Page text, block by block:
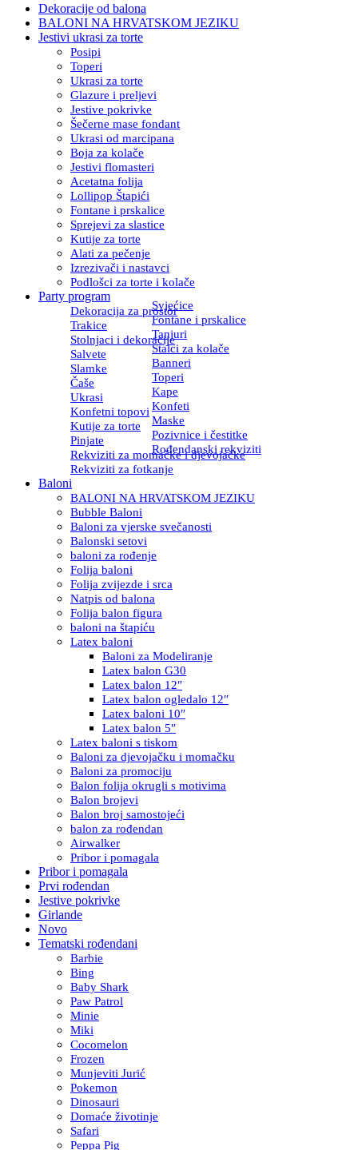
Dekoracije od balona
BALONI NA HRVATSKOM JEZIKU
Jestivi ukrasi za torte
Posipi
Toperi
Ukrasi za torte
Glazure i preljevi
Jestive pokrivke
Šečerne mase fondant
Ukrasi od marcipana
Boja za kolače
Jestivi flomasteri
Acetatna folija
Lollipop Štapići
Fontane i prskalice
Sprejevi za slastice
Kutije za torte
Alati za pečenje
Izrezivači i nastavci
Podlošci za torte i kolače
Party program
Dekoracija za prostor
Svjećice
Trakice
Fontane i prskalice
Stolnjaci i dekoracije
Tanjuri
Salvete
Stalci za kolače
Slamke
Banneri
Čaše
Toperi
Ukrasi
Kape
Konfetni topovi Konfeti
Kutije za torte
Maske
Pinjate
Pozivnice i čestitke
Rekviziti za momačke i djevojačke
Rođendanski rekviziti
Rekviziti za fotkanje
Baloni
BALONI NA HRVATSKOM JEZIKU
Bubble Baloni
Baloni za vjerske svečanosti
Balonski setovi
baloni za rođenje
Folija baloni
Folija zvijezde i srca
Natpis od balona
Folija balon figura
baloni na štapiću
Latex baloni
Baloni za Modeliranje
Latex balon G30
Latex balon 12″
Latex balon ogledalo 12″
Latex baloni 10″
Latex balon 5″
Latex baloni s tiskom
Baloni za djevojačku i momačku
Baloni za promociju
Balon folija okrugli s motivima
Balon brojevi
Balon broj samostojeći
balon za rođendan
Airwalker
Pribor i pomagala
Pribor i pomagala
Prvi rođendan
Jestive pokrivke
Girlande
Novo
Tematski rođendani
Barbie
Bing
Baby Shark
Paw Patrol
Minie
Miki
Cocomelon
Frozen
Munjeviti Jurić
Pokemon
Dinosauri
Domaće životinje
Safari
Peppa Pig